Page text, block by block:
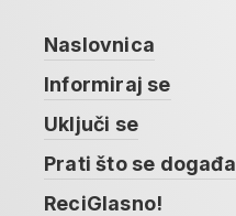
Naslovnica
Informiraj se
Uključi se
Prati što se događa
ReciGlasno!